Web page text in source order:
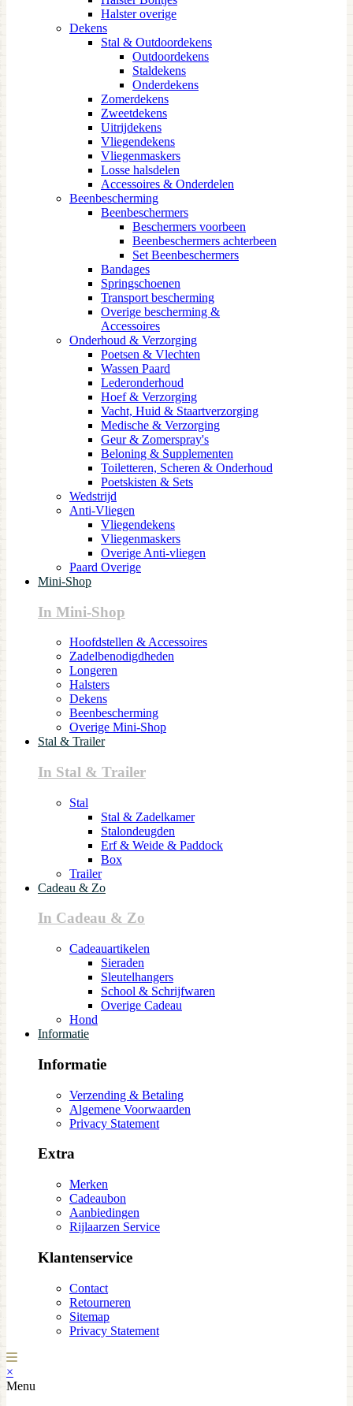
Halster overige
Dekens
Stal & Outdoordekens
Outdoordekens
Staldekens
Onderdekens
Zomerdekens
Zweetdekens
Uitrijdekens
Vliegendekens
Vliegenmaskers
Losse halsdelen
Accessoires & Onderdelen
Beenbescherming
Beenbeschermers
Beschermers voorbeen
Beenbeschermers achterbeen
Set Beenbeschermers
Bandages
Springschoenen
Transport bescherming
Overige bescherming &
Accessoires
Onderhoud & Verzorging
Poetsen & Vlechten
Wassen Paard
Lederonderhoud
Hoef & Verzorging
Vacht, Huid & Staartverzorging
Medische & Verzorging
Geur & Zomerspray's
Beloning & Supplementen
Toiletteren, Scheren & Onderhoud
Poetskisten & Sets
Wedstrijd
Anti-Vliegen
Vliegendekens
Vliegenmaskers
Overige Anti-vliegen
Paard Overige
Mini-Shop
In Mini-Shop
Hoofdstellen & Accessoires
Zadelbenodigdheden
Longeren
Halsters
Dekens
Beenbescherming
Overige Mini-Shop
Stal & Trailer
In Stal & Trailer
Stal
Stal & Zadelkamer
Stalondeugden
Erf & Weide & Paddock
Box
Trailer
Cadeau & Zo
In Cadeau & Zo
Cadeauartikelen
Sieraden
Sleutelhangers
School & Schrijfwaren
Overige Cadeau
Hond
Informatie
Informatie
Verzending & Betaling
Algemene Voorwaarden
Privacy Statement
Extra
Merken
Cadeaubon
Aanbiedingen
Rijlaarzen Service
Klantenservice
Contact
Retourneren
Sitemap
Privacy Statement
×
Menu